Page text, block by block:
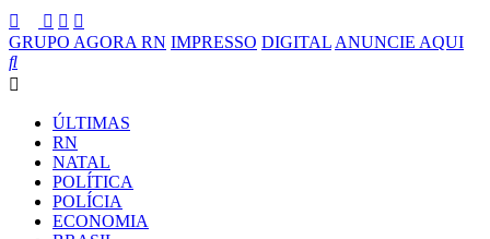
GRUPO AGORA RN IMPRESSO DIGITAL ANUNCIE AQUI
ÚLTIMAS
RN
NATAL
POLÍTICA
POLÍCIA
ECONOMIA